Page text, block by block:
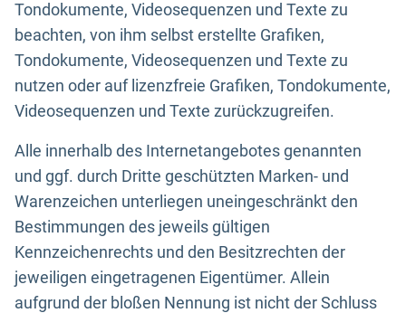
Tondokumente, Videosequenzen und Texte zu
beachten, von ihm selbst erstellte Grafiken,
Tondokumente, Videosequenzen und Texte zu
nutzen oder auf lizenzfreie Grafiken, Tondokumente,
Videosequenzen und Texte zurückzugreifen.
Alle innerhalb des Internetangebotes genannten
und ggf. durch Dritte geschützten Marken- und
Warenzeichen unterliegen uneingeschränkt den
Bestimmungen des jeweils gültigen
Kennzeichenrechts und den Besitzrechten der
jeweiligen eingetragenen Eigentümer. Allein
aufgrund der bloßen Nennung ist nicht der Schluss